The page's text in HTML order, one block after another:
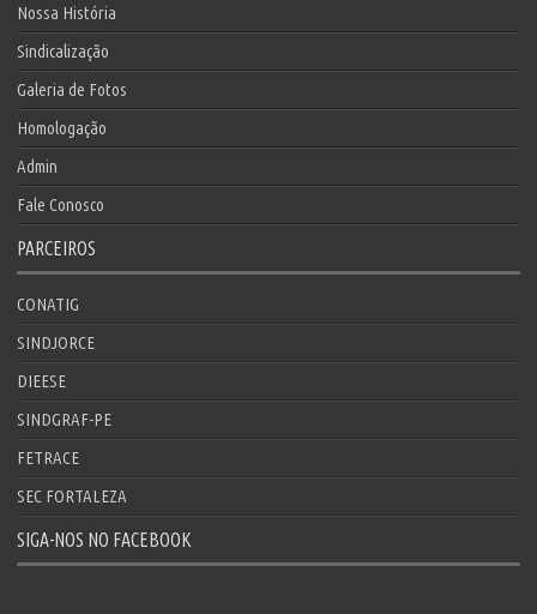
Nossa História
Sindicalização
Galeria de Fotos
Homologação
Admin
Fale Conosco
PARCEIROS
CONATIG
SINDJORCE
DIEESE
SINDGRAF-PE
FETRACE
SEC FORTALEZA
SIGA-NOS NO FACEBOOK